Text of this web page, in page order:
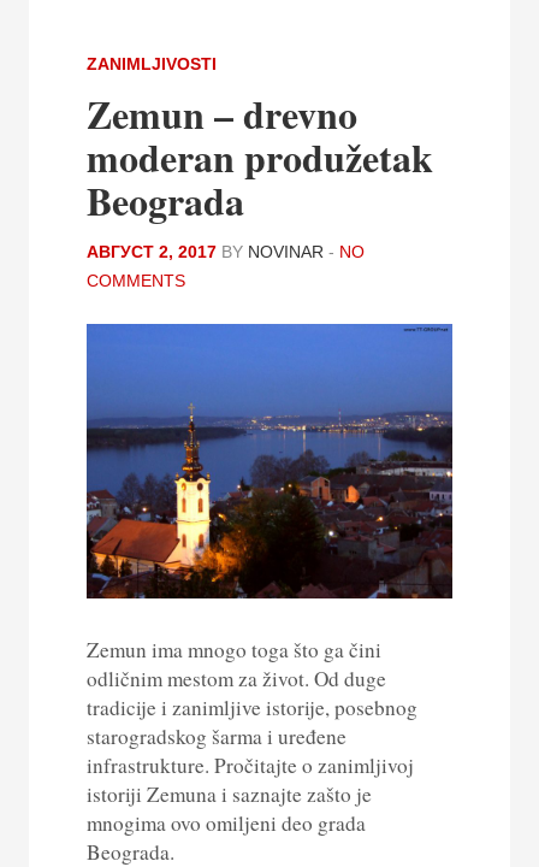
ZANIMLJIVOSTI
Zemun – drevno
moderan produžetak
Beograda
АВГУСТ 2, 2017 BY NOVINAR - NO
COMMENTS
Zemun ima mnogo toga što ga čini
odličnim mestom za život. Od duge
tradicije i zanimljive istorije, posebnog
starogradskog šarma i uređene
infrastrukture. Pročitajte o zanimljivoj
istoriji Zemuna i saznajte zašto je
mnogima ovo omiljeni deo grada
Beograda.